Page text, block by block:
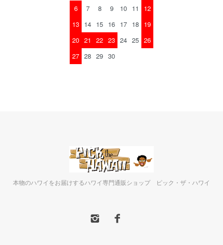
6
7 8 9 10 11
12
13 14 15 16 17 18 19
20 21 22 23 24 25 26
27 28 29 30
本物のハワイをお届けするハワイ専門通販ショップ ピック・ザ・ハワイ